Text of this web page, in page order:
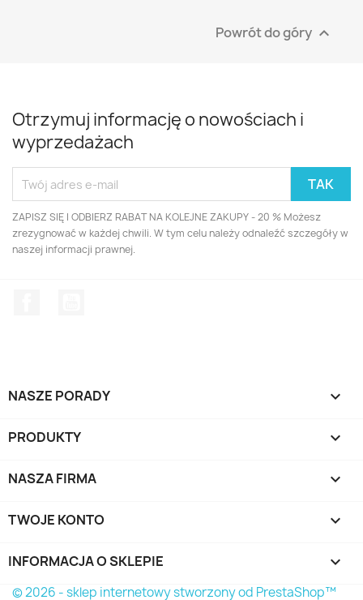
Powrót do góry 
Otrzymuj informację o nowościach i
wyprzedażach
ZAPISZ SIĘ I ODBIERZ RABAT NA KOLEJNE ZAKUPY - 20 % Możesz
zrezygnować w każdej chwili. W tym celu należy odnaleźć szczegóły w
naszej informacji prawnej.
NASZE PORADY 
PRODUKTY 
NASZA FIRMA 
TWOJE KONTO 
INFORMACJA O SKLEPIE keyboard_arrow_down
© 2026 - sklep internetowy stworzony od PrestaShop™